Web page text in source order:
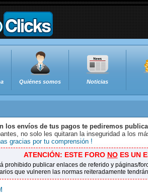
Quiénes somos Noticias
los envíos de tus pagos te pediremos
no solo les quitaran la inseguridad a los
gracias por tu comprensión !
ATENCIÓN: ESTE FORO NOES UN
prohibido publicar enlaces de referido y páginas/
que vulneren las normas reiteradamente